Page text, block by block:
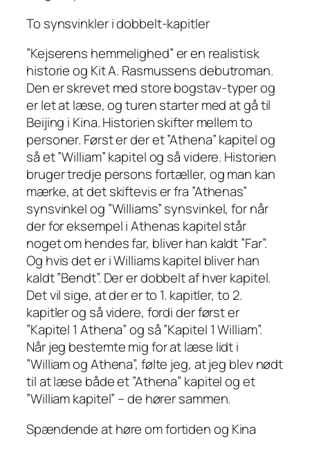
To synsvinkler i dobbelt-kapitler
”Kejserens hemmelighed” er en realistisk
historie og Kit A. Rasmussens debutroman.
Den er skrevet med store bogstav-typer og
er let at læse, og turen starter med at gå til
Beijing i Kina. Historien skifter mellem to
personer. Først er der et ”Athena” kapitel og
så et ”William” kapitel og så videre. Historien
bruger tredje persons fortæller, og man kan
mærke, at det skiftevis er fra ”Athenas”
synsvinkel og ”Williams” synsvinkel, for når
der for eksempel i Athenas kapitel står
noget om hendes far, bliver han kaldt ”Far”.
Og hvis det er i Williams kapitel bliver han
kaldt ”Bendt”. Der er dobbelt af hver kapitel.
Det vil sige, at der er to 1. kapitler, to 2.
kapitler og så videre, fordi der først er
”Kapitel 1 Athena” og så ”Kapitel 1 William”.
Når jeg bestemte mig for at læse lidt i
”William og Athena”, følte jeg, at jeg blev nødt
til at læse både et ”Athena” kapitel og et
”William kapitel” – de hører sammen.
Spændende at høre om fortiden og Kina